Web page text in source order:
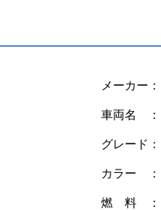
メーカー：
車両名 ：
グレード：
カラー ：
燃 料 ：